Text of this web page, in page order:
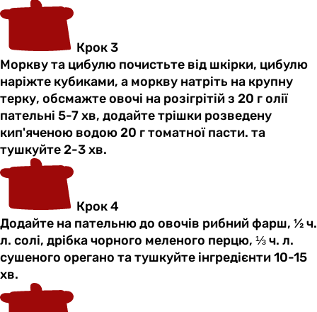
Крок 3
Моркву та цибулю почистьте від шкірки, цибулю
наріжте кубиками, а моркву натріть на крупну
терку, обсмажте овочі на розігрітій з 20 г олії
пательні 5-7 хв, додайте трішки розведену
кип'яченою водою 20 г томатної пасти. та
тушкуйте 2-3 хв.
Крок 4
Додайте на пательню до овочів рибний фарш, ½ ч.
л. солі, дрібка чорного меленого перцю, ⅓ ч. л.
сушеного орегано та тушкуйте інгредієнти 10-15
хв.